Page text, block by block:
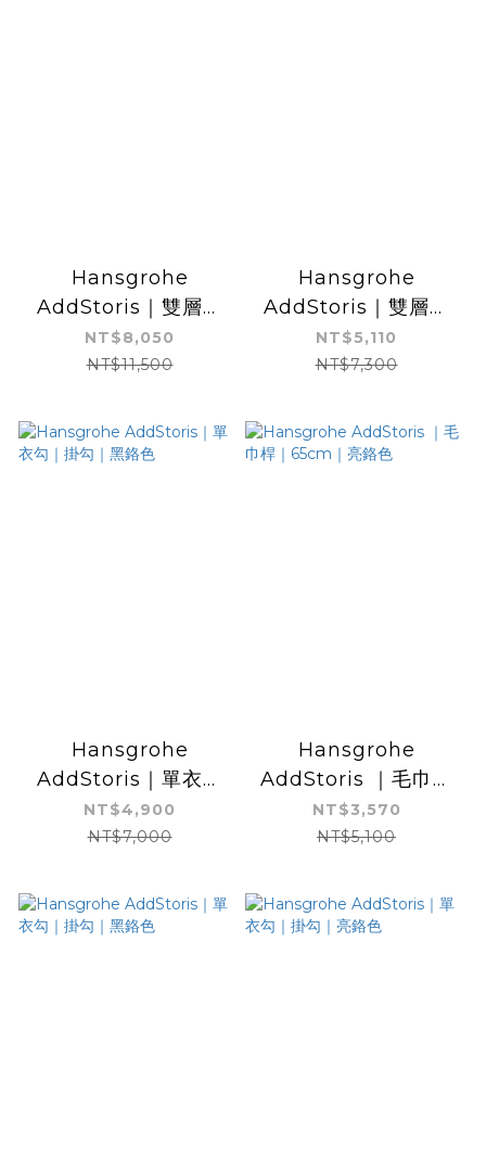
Hansgrohe
AddStoris｜雙層毛
巾桿｜浴巾架｜黑鉻色
NT$8,050
NT$11,500
Hansgrohe
AddStoris｜雙層毛
巾桿｜浴巾架｜亮鉻色
NT$5,110
NT$7,300
Hansgrohe
AddStoris｜單衣勾
｜掛勾｜黑鉻色
NT$4,900
NT$7,000
Hansgrohe
AddStoris ｜毛巾桿
｜65cm｜亮鉻色
NT$3,570
NT$5,100